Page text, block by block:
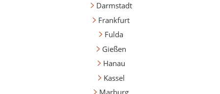
Darmstadt
Frankfurt
Fulda
Gießen
Hanau
Kassel